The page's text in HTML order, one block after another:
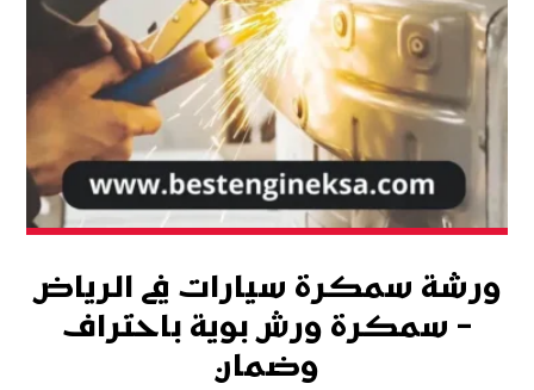
ورشة سمكرة سيارات في الرياض
– سمكرة ورش بوية باحتراف
وضمان